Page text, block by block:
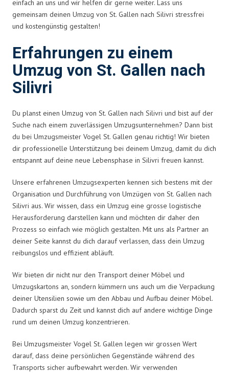
einfach an uns und wir helfen dir gerne weiter. Lass uns
gemeinsam deinen Umzug von St. Gallen nach Silivri stressfrei
und kostengünstig gestalten!
Erfahrungen zu einem
Umzug von St. Gallen nach
Silivri
Du planst einen Umzug von St. Gallen nach Silivri und bist auf der
Suche nach einem zuverlässigen Umzugsunternehmen? Dann bist
du bei Umzugsmeister Vogel St. Gallen genau richtig! Wir bieten
dir professionelle Unterstützung bei deinem Umzug, damit du dich
entspannt auf deine neue Lebensphase in Silivri freuen kannst.
Unsere erfahrenen Umzugsexperten kennen sich bestens mit der
Organisation und Durchführung von Umzügen von St. Gallen nach
Silivri aus. Wir wissen, dass ein Umzug eine grosse logistische
Herausforderung darstellen kann und möchten dir daher den
Prozess so einfach wie möglich gestalten. Mit uns als Partner an
deiner Seite kannst du dich darauf verlassen, dass dein Umzug
reibungslos und effizient abläuft.
Wir bieten dir nicht nur den Transport deiner Möbel und
Umzugskartons an, sondern kümmern uns auch um die Verpackung
deiner Utensilien sowie um den Abbau und Aufbau deiner Möbel.
Dadurch sparst du Zeit und kannst dich auf andere wichtige Dinge
rund um deinen Umzug konzentrieren.
Bei Umzugsmeister Vogel St. Gallen legen wir grossen Wert
darauf, dass deine persönlichen Gegenstände während des
Transports sicher aufbewahrt werden. Wir verwenden